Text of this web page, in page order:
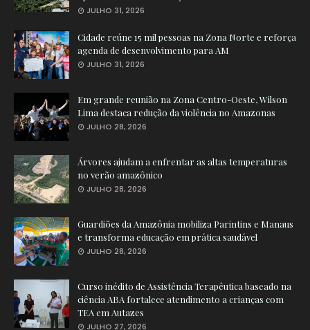
JULHO 31, 2026
Cidade reúne 15 mil pessoas na Zona Norte e reforça
agenda de desenvolvimento para AM
JULHO 31, 2026
Em grande reunião na Zona Centro-Oeste, Wilson
Lima destaca redução da violência no Amazonas
JULHO 28, 2026
Árvores ajudam a enfrentar as altas temperaturas
no verão amazônico
JULHO 28, 2026
Guardiões da Amazônia mobiliza Parintins e Manaus
e transforma educação em prática saudável
JULHO 28, 2026
Curso inédito de Assistência Terapêutica baseado na
ciência ABA fortalece atendimento a crianças com
TEA em Autazes
JULHO 27, 2026